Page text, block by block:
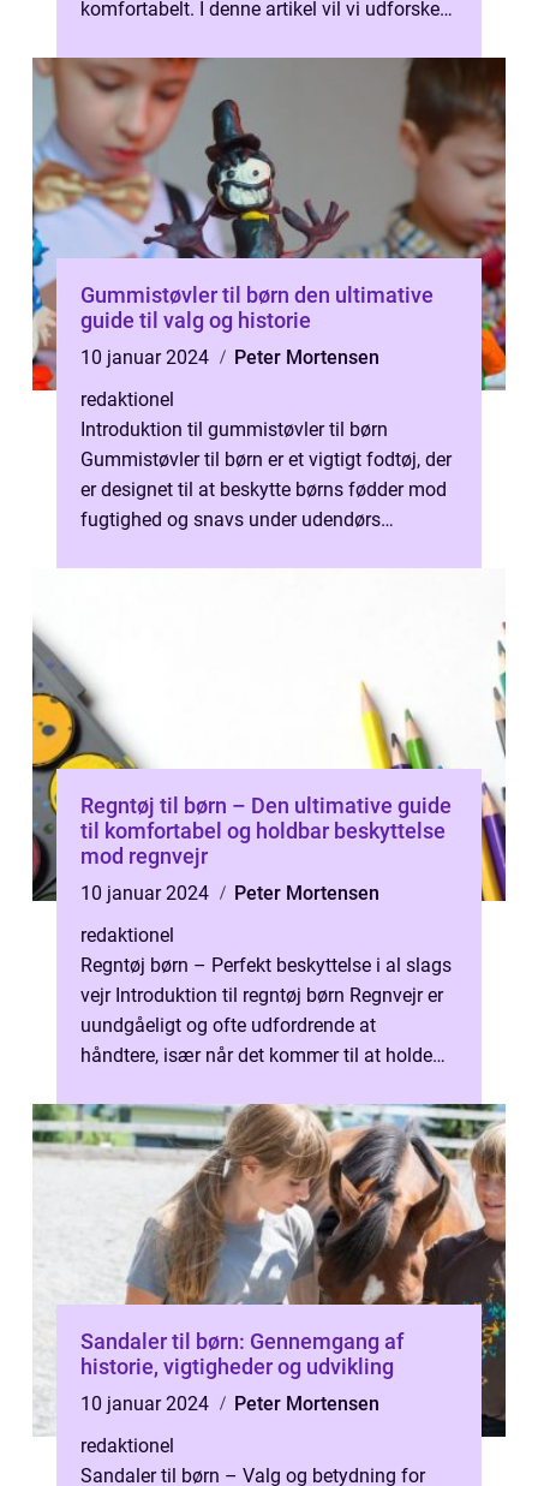
komfortabelt. I denne artikel vil vi udforske
Gummistøvler til børn den ultimative
guide til valg og historie
10 januar 2024
Peter Mortensen
redaktionel
Introduktion til gummistøvler til børn
Gummistøvler til børn er et vigtigt fodtøj, der
er designet til at beskytte børns fødder mod
fugtighed og snavs under udendørs
Regntøj til børn – Den ultimative guide
til komfortabel og holdbar beskyttelse
mod regnvejr
10 januar 2024
Peter Mortensen
redaktionel
Regntøj børn – Perfekt beskyttelse i al slags
vejr Introduktion til regntøj børn Regnvejr er
uundgåeligt og ofte udfordrende at
håndtere, især når det kommer til at holde
Sandaler til børn: Gennemgang af
historie, vigtigheder og udvikling
10 januar 2024
Peter Mortensen
redaktionel
Sandaler til børn – Valg og betydning for